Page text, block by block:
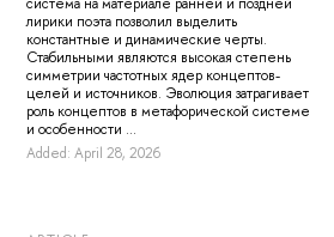
лирики поэта позволил выделить
константные и динамические черты.
Стабильными являются высокая степень
симметрии частотных ядер концептов-
целей и источников. Эволюция затрагивает
роль концептов в метафорической системе
и особенности ...
Added: April 28, 2026